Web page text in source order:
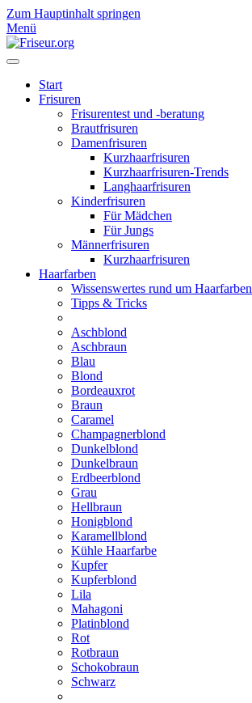
Zum Hauptinhalt springen
Menü
Start
Frisuren
Frisurentest und -beratung
Brautfrisuren
Damenfrisuren
Kurzhaarfrisuren
Kurzhaarfrisuren-Trends
Langhaarfrisuren
Kinderfrisuren
Für Mädchen
Für Jungs
Männerfrisuren
Kurzhaarfrisuren
Haarfarben
Wissenswertes rund um Haarfarben
Tipps & Tricks
Aschblond
Aschbraun
Blau
Blond
Bordeauxrot
Braun
Caramel
Champagnerblond
Dunkelblond
Dunkelbraun
Erdbeerblond
Grau
Hellbraun
Honigblond
Karamellblond
Kühle Haarfarbe
Kupfer
Kupferblond
Lila
Mahagoni
Platinblond
Rot
Rotbraun
Schokobraun
Schwarz